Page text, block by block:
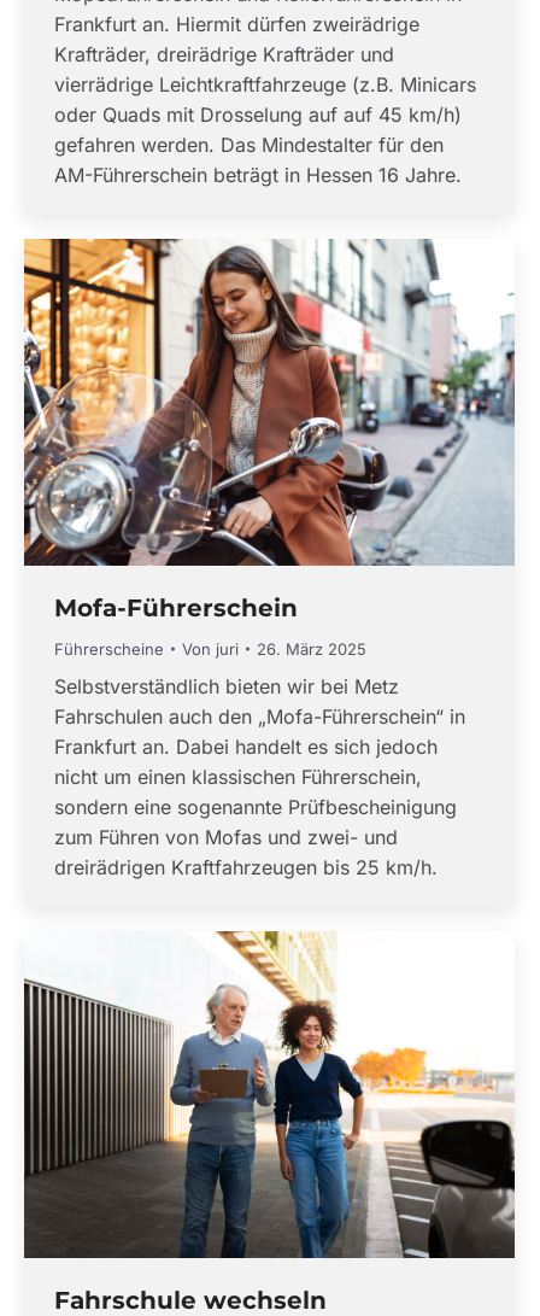
Frankfurt an. Hiermit dürfen zweirädrige
Krafträder, dreirädrige Krafträder und
vierrädrige Leichtkraftfahrzeuge (z.B. Minicars
oder Quads mit Drosselung auf auf 45 km/h)
gefahren werden. Das Mindestalter für den
AM-Führerschein beträgt in Hessen 16 Jahre.
Mofa-Führerschein
Führerscheine Von juri 26. März 2025
Selbstverständlich bieten wir bei Metz
Fahrschulen auch den „Mofa-Führerschein“ in
Frankfurt an. Dabei handelt es sich jedoch
nicht um einen klassischen Führerschein,
sondern eine sogenannte Prüfbescheinigung
zum Führen von Mofas und zwei- und
dreirädrigen Kraftfahrzeugen bis 25 km/h.
Fahrschule wechseln